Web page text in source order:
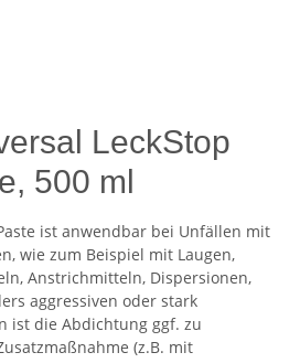
LeckStop
500 ml
ist anwendbar bei Unfällen mit
wie zum Beispiel mit Laugen,
Anstrichmitteln, Dispersionen,
aggressiven oder stark
ist die Abdichtung ggf. zu
(z.B. mit